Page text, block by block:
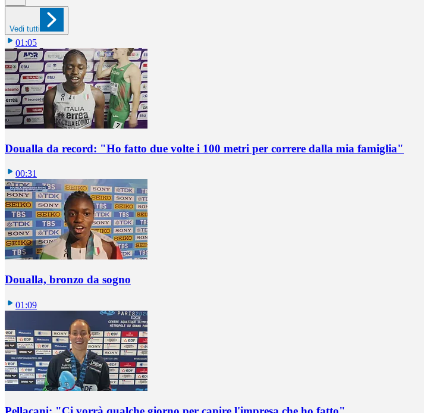
Vedi tutti
01:05
Doualla da record: "Ho fatto due volte i 100 metri per correre dalla mia famiglia"
00:31
Doualla, bronzo da sogno
01:09